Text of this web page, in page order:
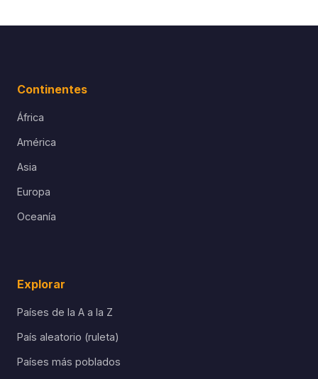
Continentes
África
América
Asia
Europa
Oceanía
Explorar
Países de la A a la Z
País aleatorio (ruleta)
Países más poblados